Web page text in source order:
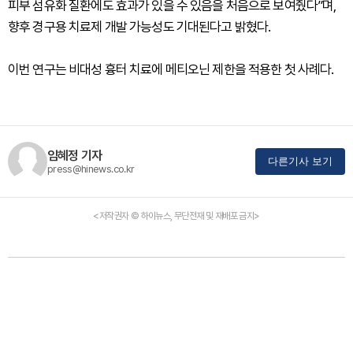
피부 섬유화 질환에도 효과가 있을 수 있음을 처음으로 보여줬다”며,
향후 경구용 치료제 개발 가능성도 기대된다고 밝혔다.
이번 연구는 비대성 흉터 치료에 메티오닌 제한을 적용한 첫 사례다.
임혜정 기자
press@hinews.co.kr
다른기사 보기
<저작권자 © 하이뉴스, 무단전재 및 재배포 금지>